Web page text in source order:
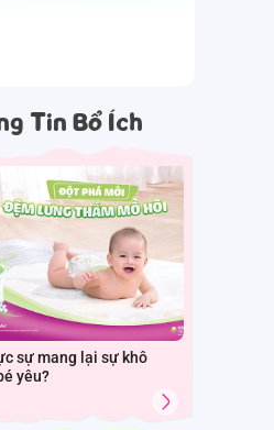
Tin Bổ Ích
sự mang lại sự khô
yêu?